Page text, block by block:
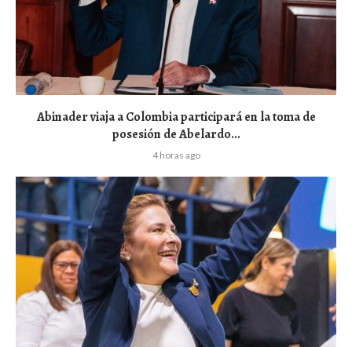
Abinader viaja a Colombia participará en la toma de
posesión de Abelardo...
4 horas ago